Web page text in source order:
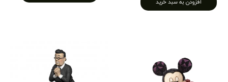
افزودن به سبد خرید